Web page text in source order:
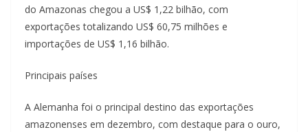
do Amazonas chegou a US$ 1,22 bilhão, com
exportações totalizando US$ 60,75 milhões e
importações de US$ 1,16 bilhão.
Principais países
A Alemanha foi o principal destino das exportações
amazonenses em dezembro, com destaque para o ouro,